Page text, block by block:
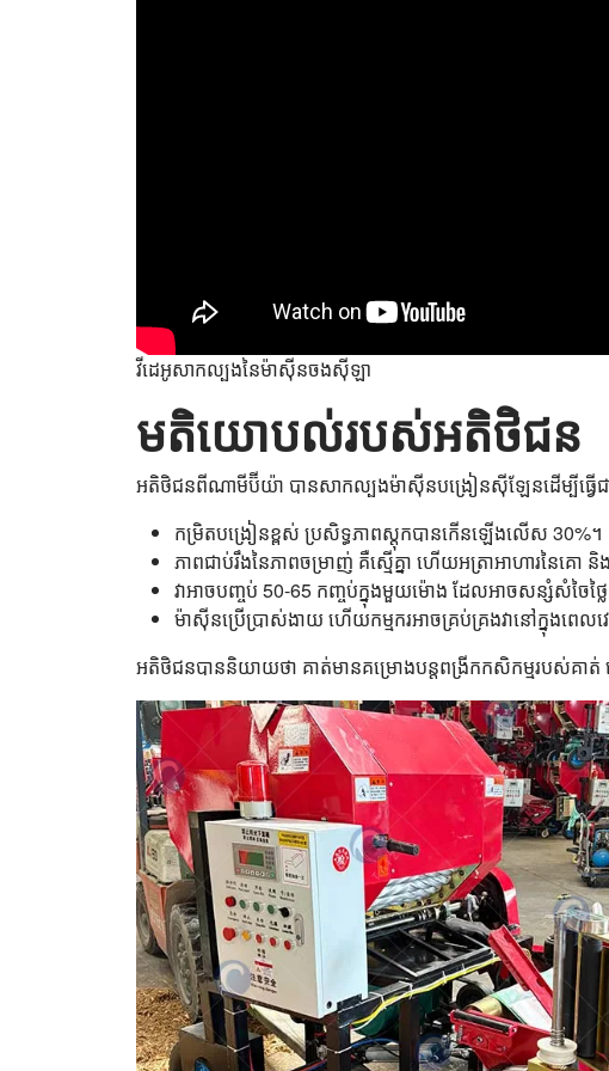
វីដេអូសាកល្បងនៃម៉ាស៊ីនចងស៊ីឡា
មតិយោបល់របស់អតិថិជន
អតិថិជនពីណាមីប៊ីយ៉ា បានសាកល្បងម៉ាស៊ីនបង្រៀនស៊ីឡែនដើម្បីធ្វ
កម្រិតបង្រៀនខ្ពស់ ប្រសិទ្ធភាពស្តុកបានកើនឡើងលើស 30%។
ភាពជាប់រឹងនៃភាពចម្រាញ់ គឺស្មើគ្នា ហើយអត្រាអាហារនៃគោ
វាអាចបញ្ចប់ 50-65 កញ្ចប់ក្នុងមួយម៉ោង ដែលអាចសន្សំសំចៃថ្លៃ
ម៉ាស៊ីនប្រើប្រាស់ងាយ ហើយកម្មករអាចគ្រប់គ្រងវានៅក្នុងពេលវ
អតិថិជនបាននិយាយថា គាត់មានគម្រោងបន្តពង្រីកកសិកម្មរបស់គា